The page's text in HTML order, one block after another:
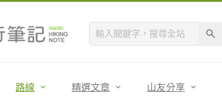
路線 精選文章 山友分享